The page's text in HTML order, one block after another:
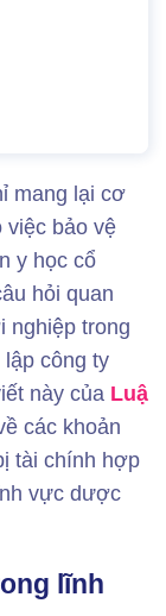
mang lại cơ
việc bảo vệ
y học cổ
hỏi quan
nghiệp trong
lập công ty
này của Luậ
các khoản
tài chính hợp
vực dược
lĩnh